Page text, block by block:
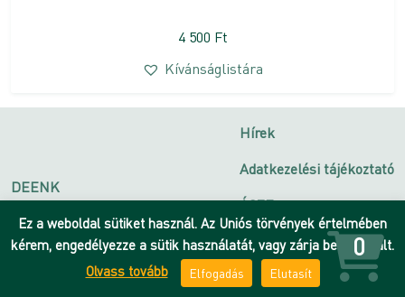
4 500 Ft
Kívánságlistára
DEENK
Debreceni Egyetem
Hírek
Adatkezelési tájékoztató
ÁSZF
Impresszum
Kapcsolat
Ez a weboldal sütiket használ. Az Uniós törvények értelmében
kérem, engedélyezze a sütik használatát, vagy zárja be az oldalt.
Olvass tovább
Elfogadás Elutasít
0